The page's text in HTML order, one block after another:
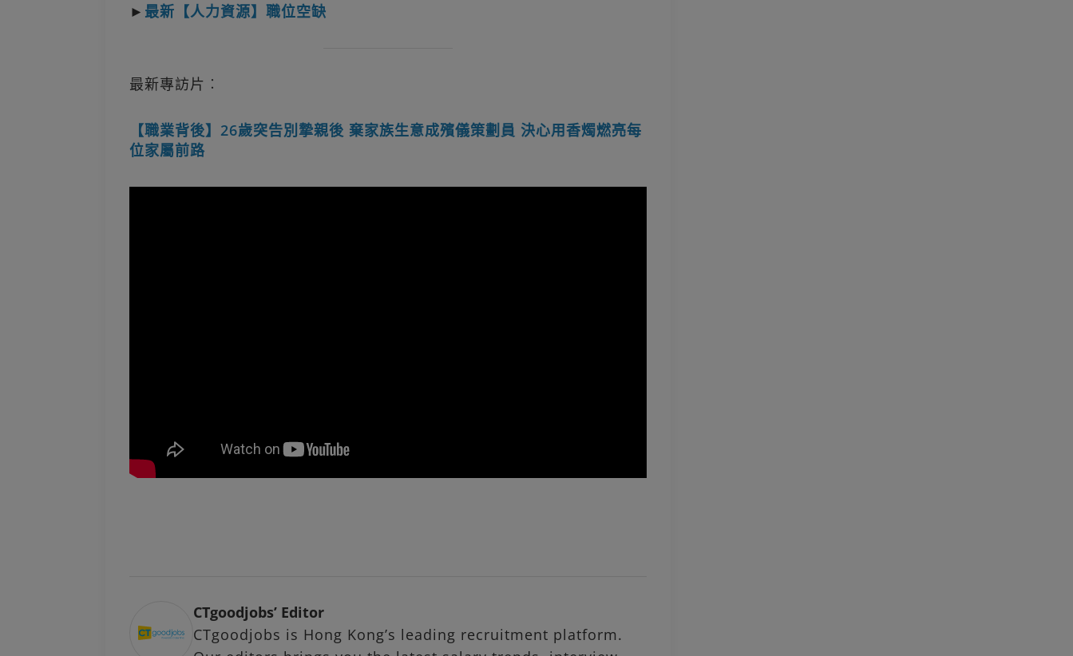
► 最新【人力資源】職位空缺
最新專訪片︰
【職業背後】26歲突告別摯親後 棄家族生意成殯儀策劃員 決心用香燭燃亮每
位家屬前路
CTgoodjobs’ Editor
CTgoodjobs is Hong Kong’s leading recruitment platform.